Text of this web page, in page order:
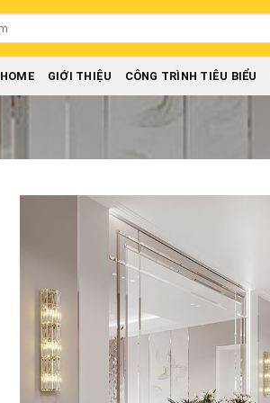
HOME GIỚI THIỆU CÔNG TRÌNH TIÊU BIỂU